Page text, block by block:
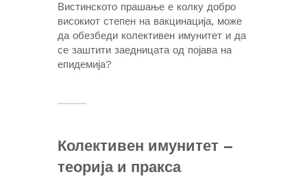
Вистинското прашање е колку добро
високиот степен на вакцинација, може
да обезбеди колективен имунитет и да
се заштити заедницата од појава на
епидемија?
Колективен имунитет –
теорија и пракса